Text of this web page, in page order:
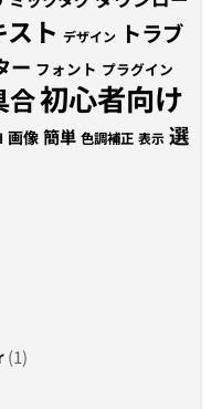
スト デザイン トラブ
ー フォント プラグイン
合初心者向け
画像 簡単 色調補正 表示 選
(1)